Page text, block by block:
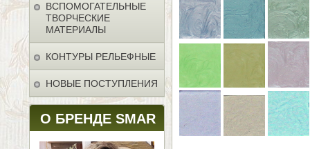
ВСПОМОГАТЕЛЬНЫЕ
ТВОРЧЕСКИЕ
МАТЕРИАЛЫ
КОНТУРЫ РЕЛЬЕФНЫЕ
НОВЫЕ ПОСТУПЛЕНИЯ
О БРЕНДЕ SMAR